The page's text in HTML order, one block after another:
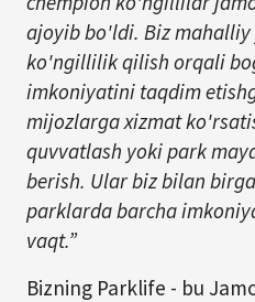
ajoyib bo'ldi. Biz
ko'ngillilik qilish orqali
imkoniyatini taqdim
mijozlarga xizmat
quvvatlash yoki park
berish. Ular biz bilan
parklarda barcha
vaqt.”
Bizning Parklife - bu